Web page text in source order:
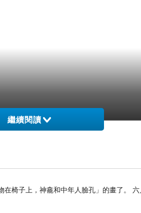
繼續閱讀
在椅子上，神龕和中年人臉孔」的畫了。 六